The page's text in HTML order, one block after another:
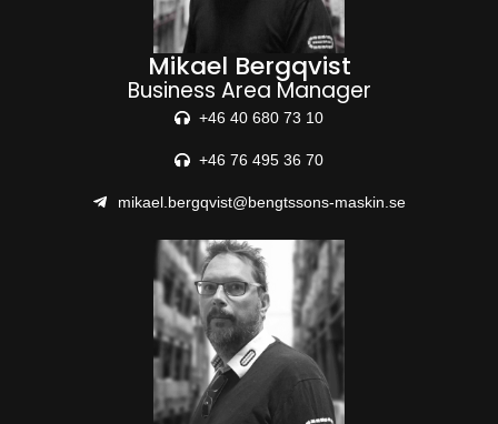
Mikael Bergqvist
Business Area Manager
+46 40 680 73 10
+46 76 495 36 70
mikael.bergqvist@bengtssons-maskin.se